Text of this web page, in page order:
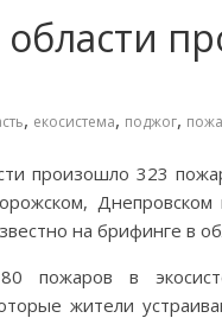
, екосистема, поджог,
произошло 323
на брифинге в
пожаров в
жители